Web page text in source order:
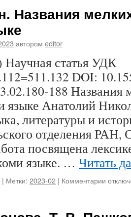
коми
прозе
Названия
автором editor
Научная статья УДК
DOI:
188
языке Анатолий
литературы и
отделения РАН,
посвящена
языке. … Читать
| Метки: 2023-02 | Комментарии к